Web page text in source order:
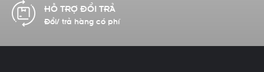
TRẢ
có phí